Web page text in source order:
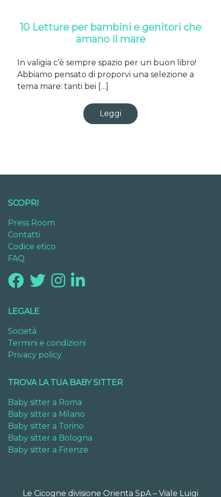
10 Letture per bambini e genitori che
amano il mare
In valigia c’è sempre spazio per un buon libro!
Abbiamo pensato di proporvi una selezione a
tema mare: tanti bei […]
Leggi
SCOPRI
Press Room
Contatti
Codice etico
FAQ
LEGALE
Società
Termini e condizioni
Privacy policy
TROVA LA TUA BABY SITTER
Baby sitter a Roma
Baby sitter a Milano
Baby sitter a Torino
Baby sitter a Bologna
Baby sitter a Firenze
Le Cicogne divisione Orienta SpA – Viale Luigi